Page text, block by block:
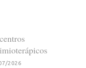
2026